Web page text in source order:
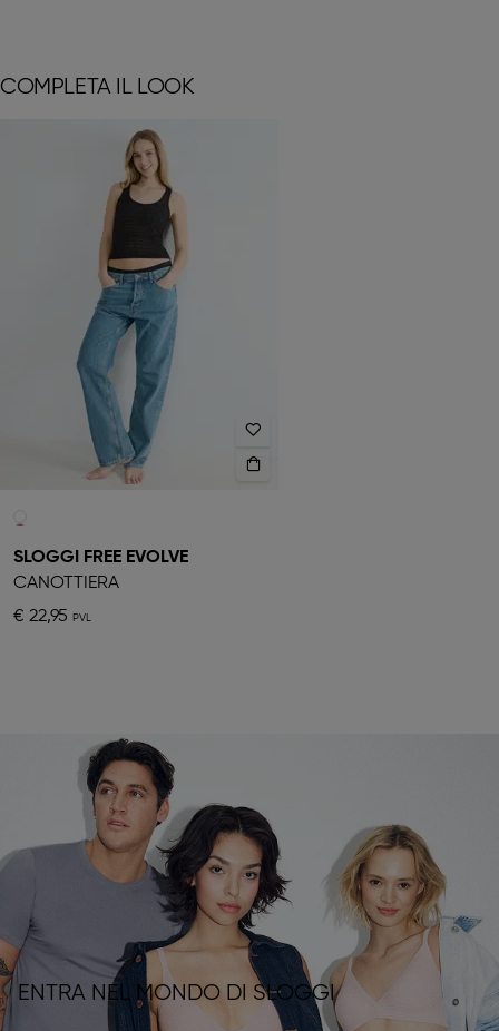
COMPLETA IL LOOK
SLOGGI FREE EVOLVE
CANOTTIERA
€ 22,95
ENTRA NEL MONDO DI SLOGGI